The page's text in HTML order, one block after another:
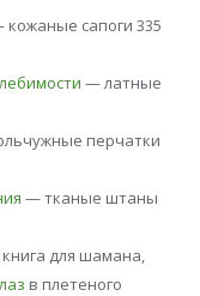
сапоги 335
— латные
перчатки
— тканые штаны
для шамана,
в плетеного